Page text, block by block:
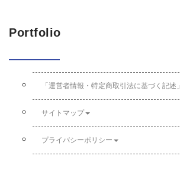
Portfolio
「運営者情報・特定商取引法に基づく記述」
サイトマップ
プライバシーポリシー